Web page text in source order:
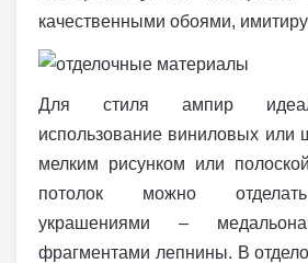
качественными обоями,
Для стиля ампир
использование виниловых или
мелким рисунком или
потолок можно
украшениями –
фрагментами лепнины. В